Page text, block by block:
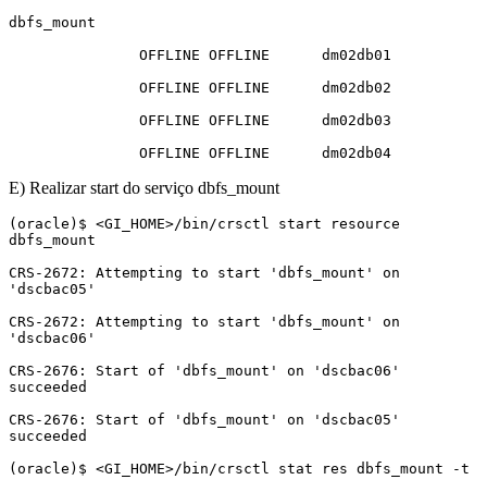
dbfs_mount
OFFLINE OFFLINE      dm02db01
OFFLINE OFFLINE      dm02db02
OFFLINE OFFLINE      dm02db03
OFFLINE OFFLINE      dm02db04
E) Realizar start do serviço dbfs_mount
(oracle)$ <GI_HOME>/bin/crsctl start resource
dbfs_mount
CRS-2672: Attempting to start 'dbfs_mount' on
'dscbac05'
CRS-2672: Attempting to start 'dbfs_mount' on
'dscbac06'
CRS-2676: Start of 'dbfs_mount' on 'dscbac06'
succeeded
CRS-2676: Start of 'dbfs_mount' on 'dscbac05'
succeeded
(oracle)$ <GI_HOME>/bin/crsctl stat res dbfs_mount -t